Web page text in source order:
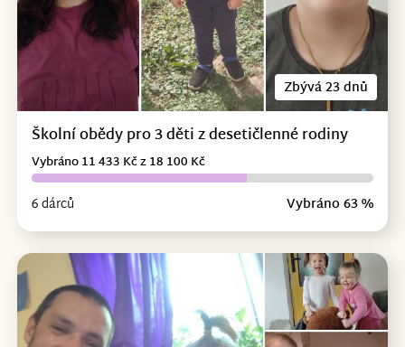
Zbývá 23 dnů
Školní obědy pro 3 děti z desetičlenné rodiny
6 dárců Vybráno 63 %
Vybráno 11 433 Kč z 18 100 Kč